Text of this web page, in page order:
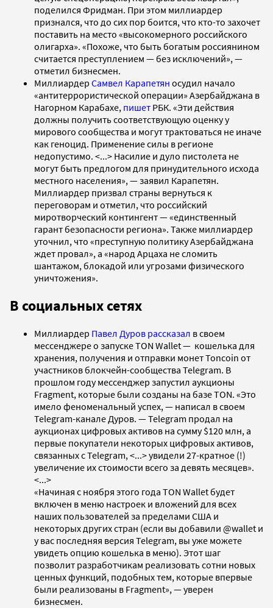
поделился Фридман. При этом миллиардер
признался, что до сих пор боится, что кто-то захочет
поставить на место «высокомерного российского
олигарха». «Похоже, что быть богатым россиянином
считается преступлением — без исключений», —
отметил бизнесмен.
Миллиардер Самвел Карапетян осудил начало
«антитеррористической операции» Азербайджана в
Нагорном Карабахе, пишет РБК. «Эти действия
должны получить соответствующую оценку у
мирового сообщества и могут трактоваться не иначе
как геноцид. Применение силы в регионе
недопустимо. <...> Насилие и дуло пистолета не
могут быть предлогом для принудительного исхода
местного населения», — заявил Карапетян.
Миллиардер призвал страны вернуться к
переговорам и отметил, что российский
миротворческий контингент — «единственный
гарант безопасности региона». Также миллиардер
уточнил, что «преступную политику Азербайджана
ждет провал», а «народ Арцаха не сломить
шантажом, блокадой или угрозами физического
уничтожения».
В социальных сетях
Миллиардер Павел Дуров рассказал в своем
мессенджере о запуске TON Wallet — кошелька для
хранения, получения и отправки монет Toncoin от
участников блокчейн-сообщества Telegram. В
прошлом году мессенджер запустил аукционы
Fragment, которые были созданы на базе TON. «Это
имело феноменальный успех, — написал в своем
Telegram-канале Дуров. — Telegram продал на
аукционах цифровых активов на сумму $120 млн, а
первые покупатели некоторых цифровых активов,
связанных с Telegram, <...> увидели 27-кратное (!)
увеличение их стоимости всего за девять месяцев».
<...>
«Начиная с ноября этого года TON Wallet будет
включен в меню настроек и вложений для всех
наших пользователей за пределами США и
некоторых других стран (если вы добавили @wallet и
у вас последняя версия Telegram, вы уже можете
увидеть опцию кошелька в меню). Этот шаг
позволит разработчикам реализовать сотни новых
ценных функций, подобных тем, которые впервые
были реализованы в Fragment», — уверен
бизнесмен.